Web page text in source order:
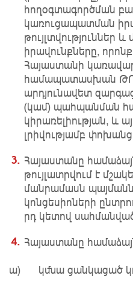
հողօգտագործման
կառուցապատման
թույլտվություններ և
իրավունքները,
Հայաստանի
համապատասխան
արդյունավետ
(կամ) պահպանման
կիրառելիության, և
լրիվությամբ
Հայաստանը
թույլատրվում է
մանրամասն
կոնցեսիոների
րդ կետով
Հայաստանը
ա) կմնա ցանկացած